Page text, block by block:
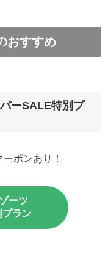
おすすめ
ーSALE特別プ
ポンあり！
ーツ
プラン